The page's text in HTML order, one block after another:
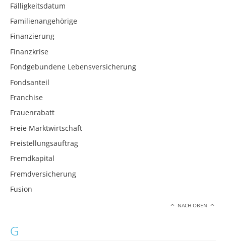
Fälligkeitsdatum
Familienangehörige
Finanzierung
Finanzkrise
Fondgebundene Lebensversicherung
Fondsanteil
Franchise
Frauenrabatt
Freie Marktwirtschaft
Freistellungsauftrag
Fremdkapital
Fremdversicherung
Fusion
NACH OBEN
G